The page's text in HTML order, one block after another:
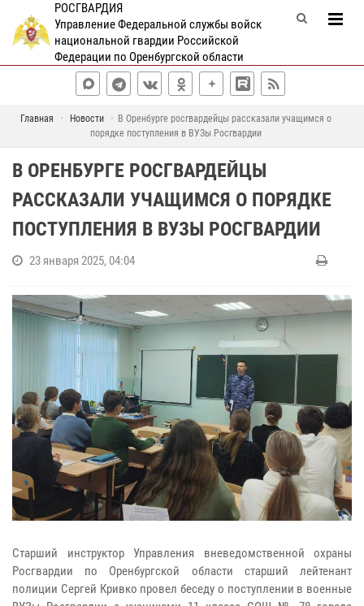
РОСГВАРДИЯ
Управление Федеральной службы войск
национальной гвардии Российской
Федерации по Оренбургской области
Главная Новости
В Оренбурге росгвардейцы рассказали учащимся о
порядке поступления в ВУЗы Росгвардии
В ОРЕНБУРГЕ РОСГВАРДЕЙЦЫ
РАССКАЗАЛИ УЧАЩИМСЯ О ПОРЯДКЕ
ПОСТУПЛЕНИЯ В ВУЗЫ РОСГВАРДИИ
23 января 2025, 04:04
Старший инструктор Управления вневедомственной охраны
Росгвардии по Оренбургской области старший лейтенант
полиции Сергей Кривко провел беседу о поступлении в военные